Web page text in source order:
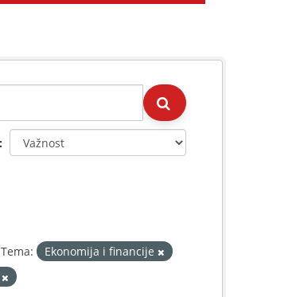
Tema:
Ekonomija i financije